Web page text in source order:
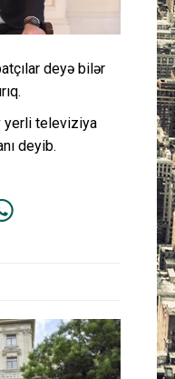
Layihə
Gündəm
Cəmiyyət
deyə bilər
yerli televiziya
deyib.